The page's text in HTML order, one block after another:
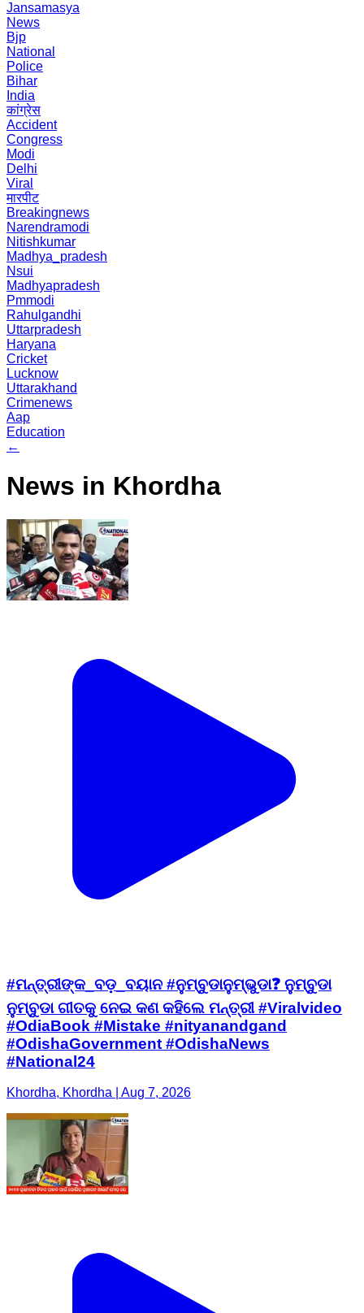
Jansamasya
News
Bjp
National
Police
Bihar
India
कांग्रेस
Accident
Congress
Modi
Delhi
Viral
मारपीट
Breakingnews
Narendramodi
Nitishkumar
Madhya_pradesh
Nsui
Madhyapradesh
Pmmodi
Rahulgandhi
Uttarpradesh
Haryana
Cricket
Lucknow
Uttarakhand
Crimenews
Aap
Education
←
News in Khordha
#ମନ୍ତ୍ରୀଙ୍କ_ବଡ଼_ବୟାନ #ନୁମ୍ବୁଡାନୁମ୍ଭୁଡା❓ ନୁମ୍ବୁଡା
ନୁମ୍ବୁଡା ଗୀତକୁ ନେଇ କଣ କହିଲେ ମନ୍ତ୍ରୀ #Viralvideo
#OdiaBook #Mistake #nityanandgand
#OdishaGovernment #OdishaNews
#National24
Khordha, Khordha | Aug 7, 2026